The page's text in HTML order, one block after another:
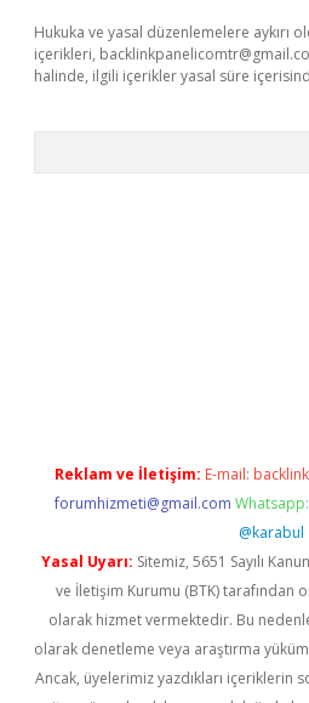
Hukuka ve yasal düzenlemelere aykırı
içerikleri,
halinde, ilgili içerikler yasal süre
Reklam ve İletişim: E-mail:
forumhizmeti@gmail.com
@karabul
Yasal Uyarı: Sitemiz, 5651 Sayılı
ve İletişim Kurumu (BTK) tarafından
olarak hizmet vermektedir. Bu
olarak denetleme veya araştırma
Ancak, üyelerimiz yazdıkları içeriklerin